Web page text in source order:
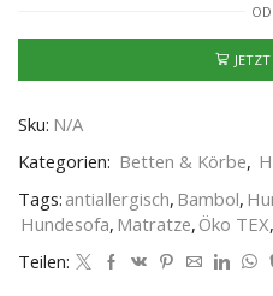
Sku: N/A
Kategorien: Betten & Körbe,
Tags: antiallergisch, Bambol,
Hundesofa, Matratze, Öko TEX,
Teilen: